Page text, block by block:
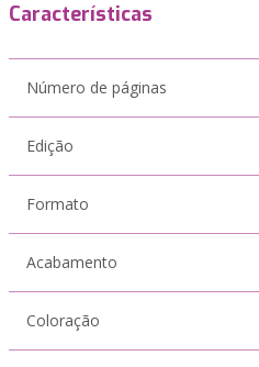
Características
Número de páginas
Edição
Formato
Acabamento
Coloração